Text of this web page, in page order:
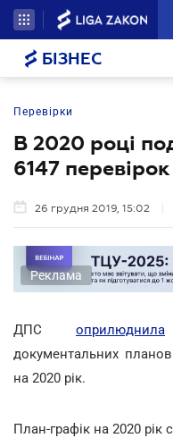
БІЗНЕС
Перевірки
В 2020 році
6147 перевірок
26 грудня 2019, 15:02
Реклама
ДПС оприлюднила
документальних
на 2020 рік.
План-графік на 2020 рік